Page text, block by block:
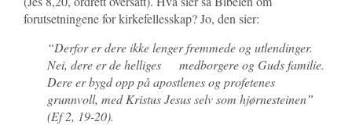
forutsetningene for kirkefellesskap? Jo, den sier:
“Derfor er dere ikke lenger fremmede og utlendinger.
Nei, dere er de helliges medborgere og Guds familie.
Dere er bygd opp på apostlenes og profetenes
grunnvoll, med Kristus Jesus selv som hjørnesteinen”
(Ef 2, 19-20).